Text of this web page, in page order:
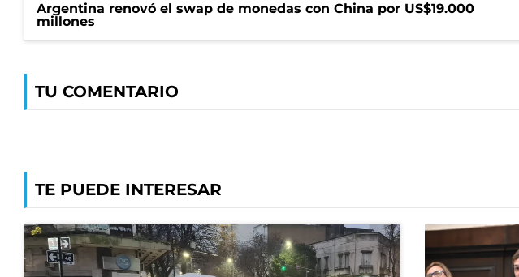
Argentina renovó el swap de monedas con China por US$19.000
millones
TU COMENTARIO
TE PUEDE INTERESAR